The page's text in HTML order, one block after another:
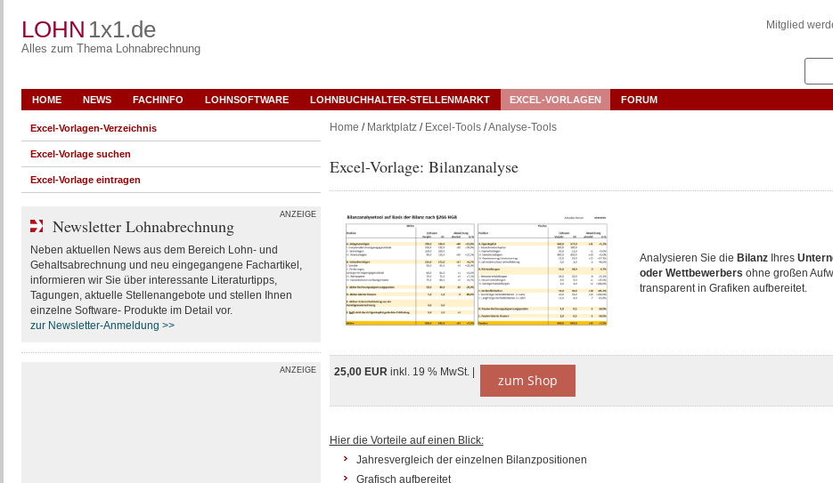
LOHN 1x1.de
Alles zum Thema Lohnabrechnung
Mitglied
HOME NEWS FACHINFO LOHNSOFTWARE LOHNBUCHHALTER-STELLENMARKT EXCEL-VORLAGEN FORUM
Home / Marktplatz/ Excel-Tools/Analyse-Tools
Excel-Vorlage: Bilanzanalyse
Analysieren Sie die Bilanz Ihres
oder Wettbewerbers ohne großen
transparent in Grafiken aufbereitet.
25,00 EUR inkl. 19 % MwSt. | zum Shop
Hier die Vorteile auf einen Blick:
Jahresvergleich der einzelnen Bilanzpositionen
Grafisch aufbereitet
Excel-Vorlagen-Verzeichnis
Excel-Vorlage suchen
Excel-Vorlage eintragen
ANZEIGE
Newsletter Lohnabrechnung
Neben aktuellen News aus dem Bereich Lohn- und
Gehaltsabrechnung und neu eingegangene Fachartikel,
informieren wir Sie über interessante Literaturtipps,
Tagungen, aktuelle Stellenangebote und stellen Ihnen
einzelne Software- Produkte im Detail vor.
zur Newsletter-Anmeldung >>
ANZEIGE